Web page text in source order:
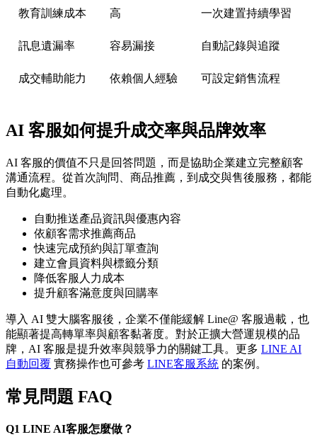
教育訓練成本 高 一次建置持續學習
訊息遺漏率 容易漏接 自動記錄與追蹤
成交輔助能力 依賴個人經驗 可設定銷售流程
AI 客服如何提升成交率與品牌效率
AI 客服的價值不只是回答問題，而是協助企業建立完整顧客
溝通流程。從首次詢問、商品推薦，到成交與售後服務，都能
自動化處理。
自動推送產品資訊與優惠內容
依顧客需求推薦商品
快速完成預約與訂單查詢
建立會員資料與標籤分類
降低客服人力成本
提升顧客滿意度與回購率
導入 AI 雙大腦客服後，企業不僅能緩解 Line@ 客服過載，也
能顯著提高轉單率與顧客黏著度。對於正擴大營運規模的品
牌，AI 客服是提升效率與競爭力的關鍵工具。更多 LINE AI
自動回覆 實務操作也可參考 LINE客服系統 的案例。
常見問題 FAQ
Q1 LINE AI客服怎麼做？